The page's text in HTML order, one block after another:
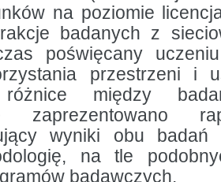
na poziomie
badanych z
poświęcany
przestrzeni i
różnice między
wyniki obu badań
na tle
badawczych.